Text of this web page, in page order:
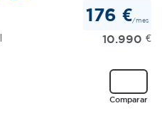
176 €/mes
10.990 €
Comparar